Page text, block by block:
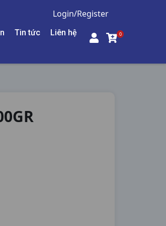
Login/Register
Tin tức Liên hệ 0